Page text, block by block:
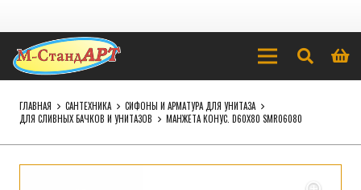
ГЛАВНАЯ САНТЕХНИКА
СИФОНЫ И АРМАТУРА ДЛЯ УНИТАЗА
ДЛЯ СЛИВНЫХ БАЧКОВ И УНИТАЗОВ
МАНЖЕТА КОНУС. D60Х80 SMR06080